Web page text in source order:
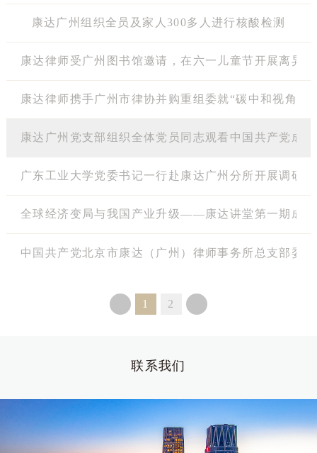
康达广州组织全员及家人300多人进行核酸检测
康达律师受广州图书馆邀请，在六一儿童节开展离异
康达律师携手广州市律协并购重组委就“碳中和视角
康达广州党支部组织全体党员同志观看中国共产党成
广东工业大学党委书记一行赴康达广州分所开展调研
全球经济变局与我国产业升级——康达讲堂第一期成
中国共产党北京市康达（广州）律师事务所总支部委
1 2
联系我们